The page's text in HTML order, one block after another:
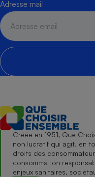
Adresse mail
Créée en 1951, Que
non lucratif qui agit, en
droits des
consommation
enjeux sanitaires,